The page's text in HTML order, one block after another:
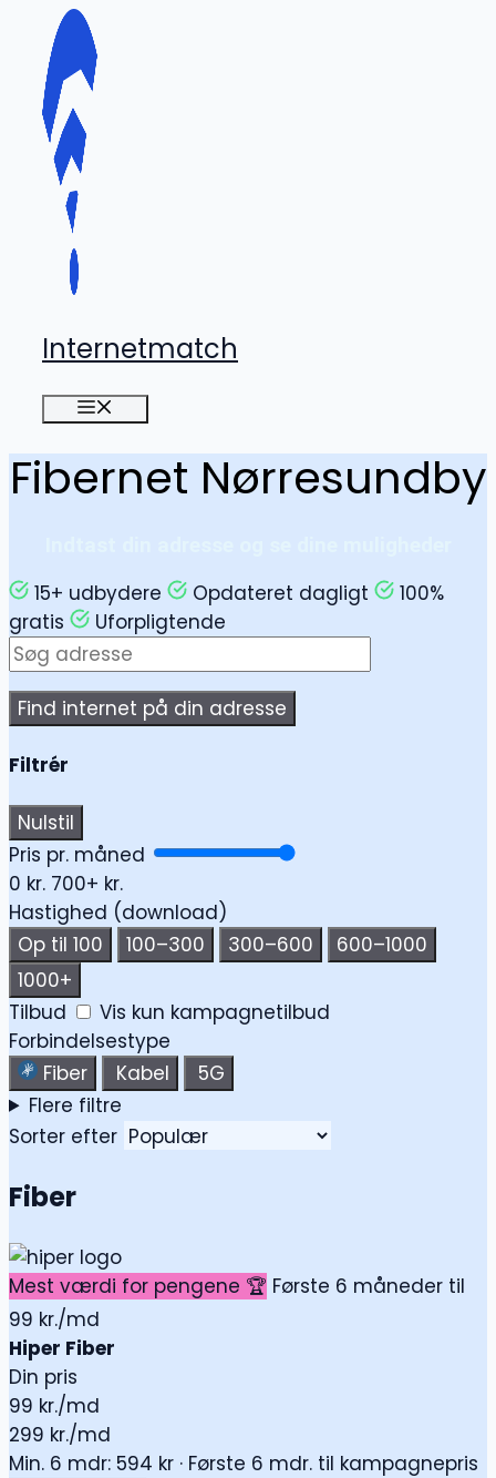
indhold
Internetmatch
Fibernet Nørresundby
15+ udbydere Opdateret dagligt
100%
gratis
Uforpligtende
Find internet på din adresse
Filtrér
Nulstil
Pris pr. måned
0 kr. 700+ kr.
Hastighed (download)
Op til 100
100–300 300–600
600–1000
1000+
Tilbud
Vis kun kampagnetilbud
Forbindelsestype
Fiber
Kabel
5G
Flere filtre
Sorter efter
Fiber
Mest værdi for pengene 🏆 Første 6 måneder til
99 kr./md
Hiper Fiber
Din pris
99 kr./md
299 kr./md
Min. 6 mdr: 594 kr · Første 6 mdr. til kampagnepris